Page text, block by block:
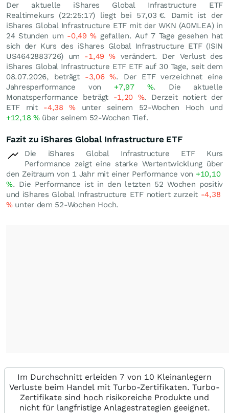
Der aktuelle iShares Global Infrastructure ETF
Realtimekurs (22:25:17) liegt bei 57,03 €. Damit ist der
iShares Global Infrastructure ETF mit der WKN (A0MLEA) in
24 Stunden um -0,49% gefallen. Auf 7 Tage gesehen hat
sich der Kurs des iShares Global Infrastructure ETF (ISIN
US4642883726) um -1,49% verändert. Der Verlust des
iShares Global Infrastructure ETF ETF auf 30 Tage, seit dem
08.07.2026, beträgt -3,06%. Der ETF verzeichnet eine
Jahresperformance von +7,97 %. Die aktuelle
Monatsperformance beträgt -1,20 %. Derzeit notiert der
ETF mit -4,38% unter seinem 52-Wochen Hoch und
+12,18 %über seinem 52-Wochen Tief.
Fazit zu iShares Global Infrastructure ETF
Die iShares Global Infrastructure ETF Kurs
Performance zeigt eine starke Wertentwicklung über
den Zeitraum von 1 Jahr mit einer Performance von +10,10
%. Die Performance ist in den letzten 52 Wochen positiv
und iShares Global Infrastructure ETF notiert zurzeit -4,38
%unter dem 52-Wochen Hoch.
Im Durchschnitt erleiden 7 von 10 Kleinanlegern
Verluste beim Handel mit Turbo-Zertifikaten. Turbo-
Zertifikate sind hoch risikoreiche Produkte und
nicht für langfristige Anlagestrategien geeignet.